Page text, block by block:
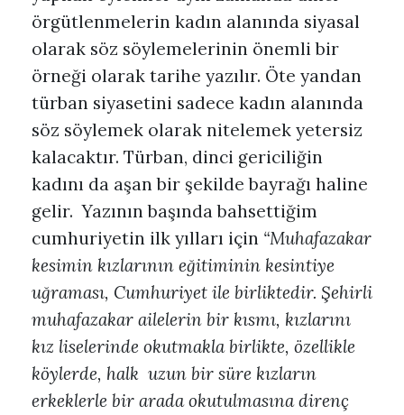
örgütlenmelerin kadın alanında siyasal
olarak söz söylemelerinin önemli bir
örneği olarak tarihe yazılır. Öte yandan
türban siyasetini sadece kadın alanında
söz söylemek olarak nitelemek yetersiz
kalacaktır. Türban, dinci gericiliğin
kadını da aşan bir şekilde bayrağı haline
gelir. Yazının başında bahsettiğim
cumhuriyetin ilk yılları için “Muhafazakar
kesimin kızlarının eğitiminin kesintiye
uğraması, Cumhuriyet ile birliktedir. Şehirli
muhafazakar ailelerin bir kısmı, kızlarını
kız liselerinde okutmakla birlikte, özellikle
köylerde, halk uzun bir süre kızların
erkeklerle bir arada okutulmasına direnç